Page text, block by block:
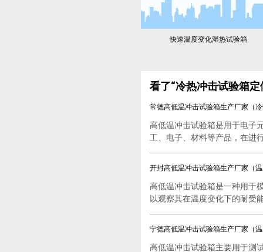
快速温度变化湿热试验箱
看了“冷热冲击试验箱
常德高低温冲击试验箱生产厂家（
高低温冲击试验箱是用于电子
工、电子、材料等产品，在进
开封高低温冲击试验箱生产厂家（
高低温冲击试验箱是一种用于
以观察其在温度变化下的耐受
宁德高低温冲击试验箱生产厂家（
高低温冲击试验箱主要用于测